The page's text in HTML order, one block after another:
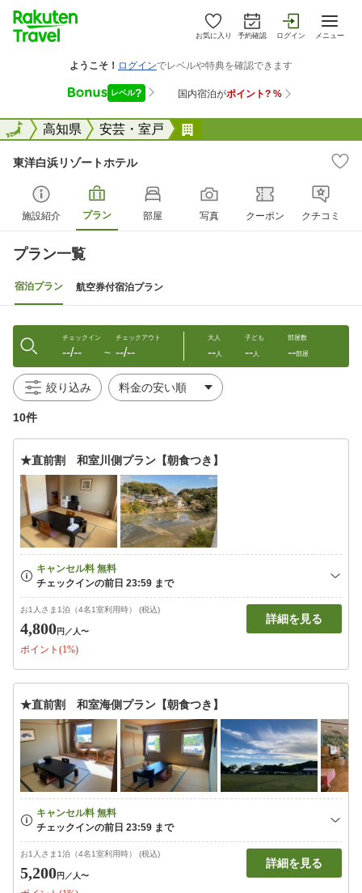
お気に入り 予約確認 ログイン メニュー
全国高知県 安芸・室戸
全国
東洋白浜リゾートホテル
施設紹介 プラン 部屋 写真 クーポン クチコミ
プラン一覧
宿泊プラン 航空券付宿泊プラン
チェックイン
--/-- 〜
チェックアウト
--/--
大人
--人
子ども
--人
部屋数
--部屋
絞り込み
10件
★直前割 和室川側プラン【朝食つき】
お1人さま1泊（4名1室利用時） (税込)
4,800円 ／人〜
ポイント(1%)
詳細を見る
★直前割 和室海側プラン【朝食つき】
お1人さま1泊（4名1室利用時） (税込)
5,200円 ／人〜
詳細を見る